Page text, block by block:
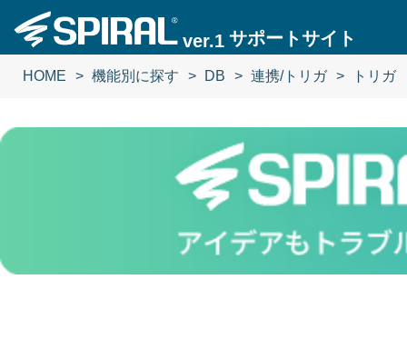
ver.1 サポートサイト
HOME 機能別に探す DB 連携/トリガ トリガ